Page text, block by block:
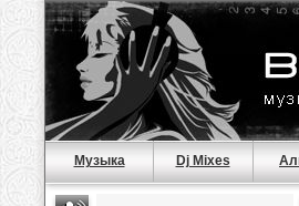
Музыка Dj Mixes